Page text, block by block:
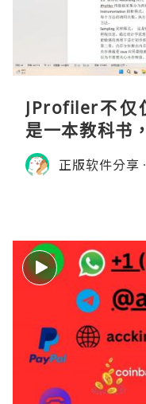
JProfiler不仅
是一本教科书
M的内存模型
理。通过直观
正版软件分享